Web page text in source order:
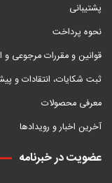
پشتیبانی
نحوه پرداخت
قوانین و مقررات مرجوعی و
ثبت شکایات، انتقادات و
معرفی محصولات
آخرین اخبار و رویدادها
عضویت در خبرنامه